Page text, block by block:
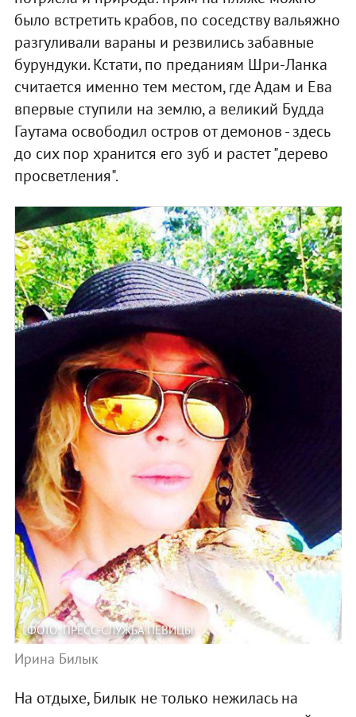
было встретить крабов, по соседству вальяжно
разгуливали вараны и резвились забавные
бурундуки. Кстати, по преданиям Шри-Ланка
считается именно тем местом, где Адам и Ева
впервые ступили на землю, а великий Будда
Гаутама освободил остров от демонов - здесь
до сих пор хранится его зуб и растет "дерево
просветления".
ФОТО: ПРЕСС-СЛУЖБА ПЕВИЦЫ
Ирина Билык
На отдыхе, Билык не только нежилась на